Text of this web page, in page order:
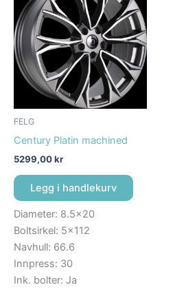
FELG
Century Platin machined
5299,00kr
Legg i handlekurv
Diameter: 8.5×20
Boltsirkel: 5×112
Navhull: 66.6
Innpress: 30
Ink. bolter: Ja